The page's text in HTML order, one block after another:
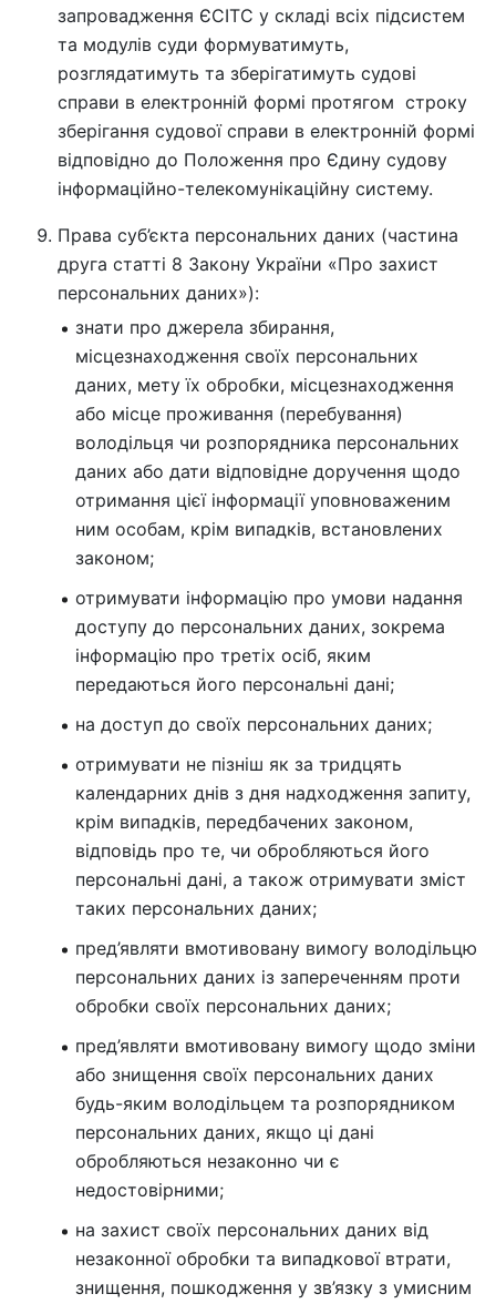
запровадження ЄСІТС у складі всіх підсистем
та модулів суди формуватимуть,
розглядатимуть та зберігатимуть судові
справи в електронній формі протягом строку
зберігання судової справи в електронній формі
відповідно до Положення про Єдину судову
інформаційно-телекомунікаційну систему.
Права суб’єкта персональних даних (частина
друга статті 8 Закону України «Про захист
персональних даних»):
знати про джерела збирання,
місцезнаходження своїх персональних
даних, мету їх обробки, місцезнаходження
або місце проживання (перебування)
володільця чи розпорядника персональних
даних або дати відповідне доручення щодо
отримання цієї інформації уповноваженим
ним особам, крім випадків, встановлених
законом;
отримувати інформацію про умови надання
доступу до персональних даних, зокрема
інформацію про третіх осіб, яким
передаються його персональні дані;
на доступ до своїх персональних даних;
отримувати не пізніш як за тридцять
календарних днів з дня надходження запиту,
крім випадків, передбачених законом,
відповідь про те, чи обробляються його
персональні дані, а також отримувати зміст
таких персональних даних;
пред’являти вмотивовану вимогу володільцю
персональних даних із запереченням проти
обробки своїх персональних даних;
пред’являти вмотивовану вимогу щодо зміни
або знищення своїх персональних даних
будь-яким володільцем та розпорядником
персональних даних, якщо ці дані
обробляються незаконно чи є
недостовірними;
на захист своїх персональних даних від
незаконної обробки та випадкової втрати,
знищення, пошкодження у зв’язку з умисним